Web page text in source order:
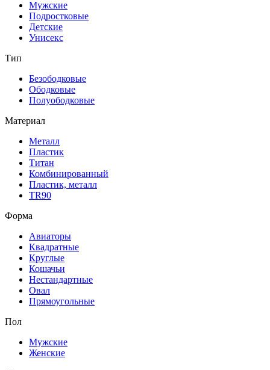
Мужские
Подростковые
Детские
Унисекс
Тип
Безободковые
Ободковые
Полуободковые
Материал
Металл
Пластик
Титан
Комбинированный
Пластик, металл
TR90
Форма
Авиаторы
Квадратные
Круглые
Кошачьи
Нестандартные
Овал
Прямоугольные
Пол
Мужские
Женские